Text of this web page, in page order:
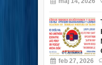
feb 27, 2026